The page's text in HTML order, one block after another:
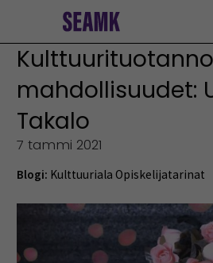
mahdollisuudet:
Takalo
7 tammi 2021
Blogi: Kulttuuriala Opiskelijatarinat